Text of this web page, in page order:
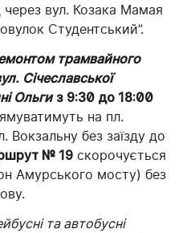
через вул. Козака Мамая
Студентський”.
трамвайного
Січеславської
Ольги з 9:30 до 18:00
на пл.
Вокзальну без заїзду до
№ 19 скорочується
Амурського мосту) без
та автобусні